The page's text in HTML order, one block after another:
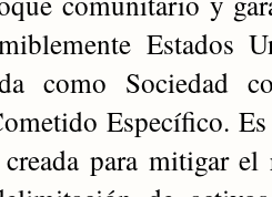
Estados
como Sociedad
Específico.
creada para mitigar